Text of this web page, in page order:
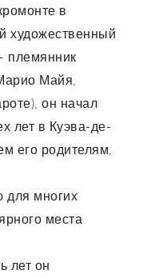
в
художественный
племянник
Майя,
он начал
лет в Куэва-де-
его родителям,
для многих
места
лет он